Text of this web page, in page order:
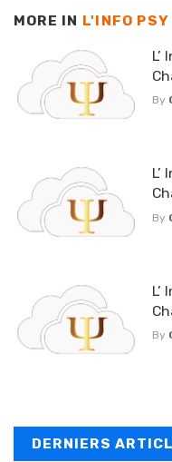
MORE IN L'INFO PSY
L’
By
L’
By
L’
By
DERNIERS